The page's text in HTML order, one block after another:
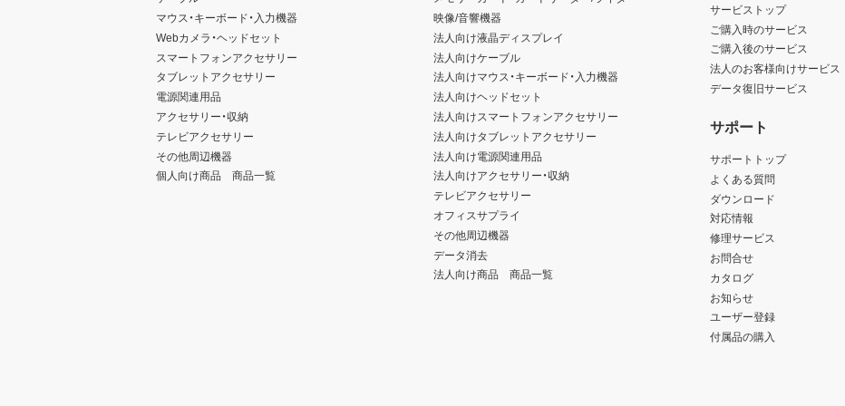
マウス・キーボード・入力機器
Webカメラ・ヘッドセット
スマートフォンアクセサリー
タブレットアクセサリー
電源関連用品
アクセサリー・収納
テレビアクセサリー
その他周辺機器
個人向け商品 商品一覧
映像/音響機器
法人向け液晶ディスプレイ
法人向けケーブル
法人向けマウス・キーボード・入力機器
法人向けヘッドセット
法人向けスマートフォンアクセサリー
法人向けタブレットアクセサリー
法人向け電源関連用品
法人向けアクセサリー・収納
テレビアクセサリー
オフィスサプライ
その他周辺機器
データ消去
法人向け商品 商品一覧
サービストップ
ご購入時のサービス
ご購入後のサービス
法人のお客様向けサービス
データ復旧サービス
サポート
サポートトップ
よくある質問
ダウンロード
対応情報
修理サービス
お問合せ
カタログ
お知らせ
ユーザー登録
付属品の購入